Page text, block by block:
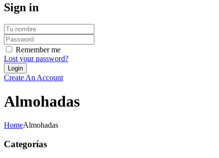
Sign in
Remember me
Lost your password?
Create An Account
Almohadas
HomeAlmohadas
Categorías